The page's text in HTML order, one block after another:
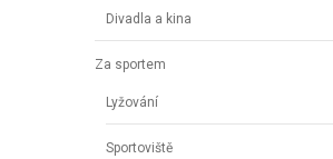
Divadla a kina
Za sportem
Lyžování
Sportoviště